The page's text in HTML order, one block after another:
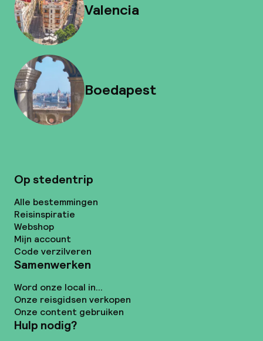
Valencia
Boedapest
Op stedentrip
Alle bestemmingen
Reisinspiratie
Webshop
Mijn account
Code verzilveren
Samenwerken
Word onze local in...
Onze reisgidsen verkopen
Onze content gebruiken
Hulp nodig?